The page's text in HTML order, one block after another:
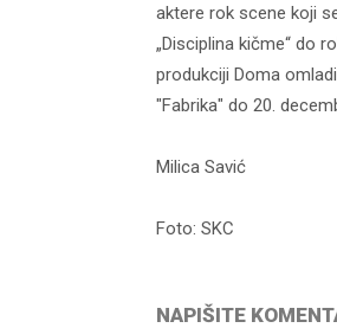
aktere rok scene koji
„Disciplina kičme“ do
produkciji Doma
"Fabrika" do 20.
Milica Savić
Foto: SKC
NAPIŠITE